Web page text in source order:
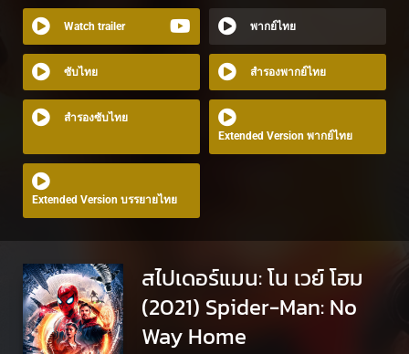
Watch trailer พากย์ไทย
ซับไทย สำรองพากย์ไทย
สำรองซับไทย
Extended Version พากย์ไทย
Extended Version บรรยายไทย
สไปเดอร์แมน: โน เวย์ โฮม
(2021) Spider-Man: No
Way Home